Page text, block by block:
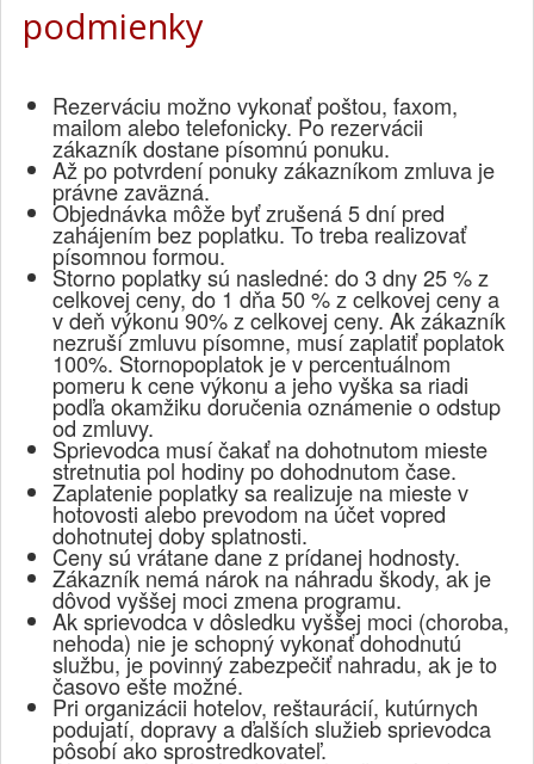
podmienky
Rezerváciu možno vykonať poštou, faxom,
mailom alebo telefonicky. Po rezervácii
zákazník dostane písomnú ponuku.
Až po potvrdení ponuky zákazníkom zmluva je
právne zaväzná.
Objednávka môže byť zrušená 5 dní pred
zahájením bez poplatku. To treba realizovať
písomnou formou.
Storno poplatky sú nasledné: do 3 dny 25 % z
celkovej ceny, do 1 dňa 50 % z celkovej ceny a
v deň výkonu 90% z celkovej ceny. Ak zákazník
nezruší zmluvu písomne, musí zaplatiť poplatok
100%. Stornopoplatok je v percentuálnom
pomeru k cene výkonu a jeho vyška sa riadi
podľa okamžiku doručenia oznámenie o odstup
od zmluvy.
Sprievodca musí čakať na dohotnutom mieste
stretnutia pol hodiny po dohodnutom čase.
Zaplatenie poplatky sa realizuje na mieste v
hotovosti alebo prevodom na účet vopred
dohotnutej doby splatnosti.
Ceny sú vrátane dane z prídanej hodnosty.
Zákazník nemá nárok na náhradu škody, ak je
dôvod vyššej moci zmena programu.
Ak sprievodca v dôsledku vyššej moci (choroba,
nehoda) nie je schopný vykonať dohodnutú
službu, je povinný zabezpečiť nahradu, ak je to
časovo ešte možné.
Pri organizácii hotelov, reštaurácií, kutúrnych
podujatí, dopravy a ďalších služieb sprievodca
pôsobí ako sprostredkovateľ.